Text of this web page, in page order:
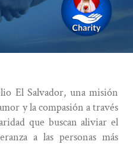
El Salvador, una misión
y la compasión a través
que buscan aliviar el
a las personas más